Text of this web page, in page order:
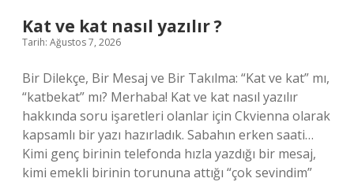
Kat ve kat nasıl yazılır ?
Tarih: Ağustos 7, 2026
Bir Dilekçe, Bir Mesaj ve Bir Takılma: “Kat ve kat” mı,
“katbekat” mı? Merhaba! Kat ve kat nasıl yazılır
hakkında soru işaretleri olanlar için Ckvienna olarak
kapsamlı bir yazı hazırladık. Sabahın erken saati…
Kimi genç birinin telefonda hızla yazdığı bir mesaj,
kimi emekli birinin torununa attığı “çok sevindim”